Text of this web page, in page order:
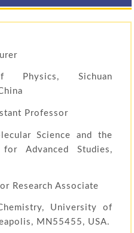
Physics, Sichuan
Professor
Science and the
Advanced Studies,
Research Associate
University of
MN55455, USA.